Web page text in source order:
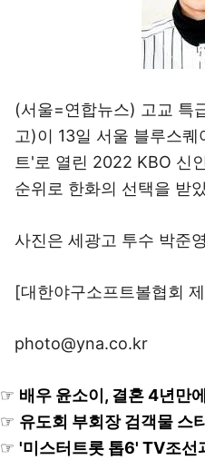
(서울=연합뉴스) 고교 특
고)이 13일 서울 블루스
트'로 열린 2022 KBO 신
순위로 한화의 선택을 받
사진은 세광고 투수 박준
[대한야구소프트볼협회
photo@yna.co.kr
☞ 배우 윤소이, 결혼 4년만
☞ 유도회 부회장 검객물 스
☞ '미스터트롯 톱6' TV조선